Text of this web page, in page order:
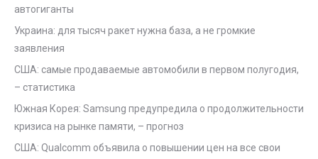
автогиганты
Украина: для тысяч ракет нужна база, а не громкие
заявления
США: самые продаваемые автомобили в первом полугодия,
– статистика
Южная Корея: Samsung предупредила о продолжительности
кризиса на рынке памяти, – прогноз
США: Qualcomm объявила о повышении цен на все свои